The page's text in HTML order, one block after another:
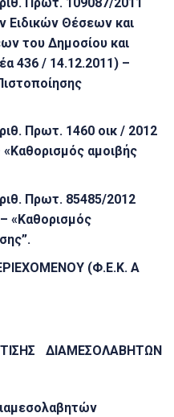
Ειδικών Θέσεων και
του Δημοσίου και
436 / 14.12.2011) –
Πρωτ. 1460 οικ / 2012
αμοιβής
Πρωτ. 85485/2012
«Καθορισμός
(Φ.Ε.Κ. Α
ΔΙΑΜΕΣΟΛΑΒΗΤΩΝ